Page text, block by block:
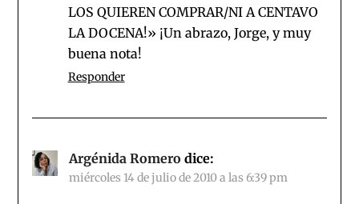
LOS QUIEREN COMPRAR/NI A CENTAVO
LA DOCENA!» ¡Un abrazo, Jorge, y muy
buena nota!
Responder
Argénida Romero dice:
miércoles 14 de julio de 2010 a las 6:39 pm